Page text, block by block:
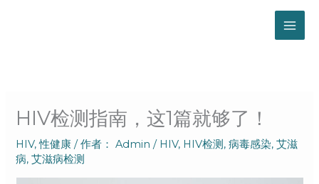
HIV检测指南，这1篇就够了！
HIV,性健康 / 作者： Admin/ HIV, HIV检测 ,病毒感染,艾滋
病,艾滋病检测